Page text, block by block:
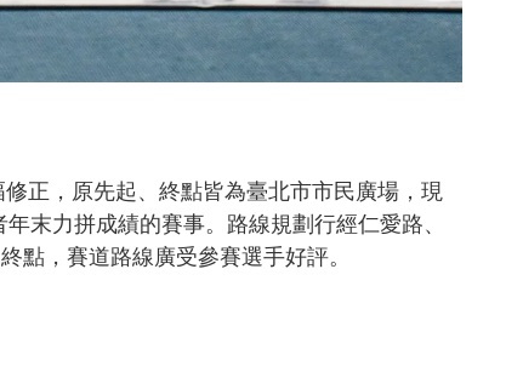
正，原先起、終點皆為臺北市市民廣場，現
末力拼成績的賽事。路線規劃行經仁愛路、
點，賽道路線廣受參賽選手好評。